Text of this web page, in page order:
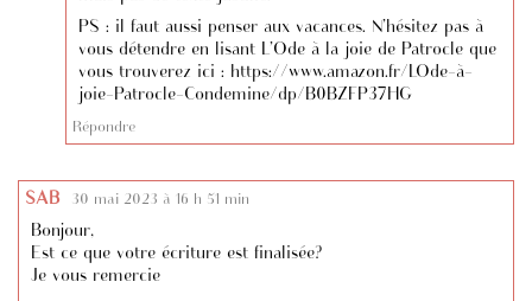
PS : il faut aussi penser aux vacances. N’hésitez pas à
vous détendre en lisant L’Ode à la joie de Patrocle que
vous trouverez ici : https://www.amazon.fr/LOde-à-
joie-Patrocle-Condemine/dp/B0BZFP37HG
Répondre
SAB 30 mai 2023 à 16 h 51 min
Bonjour,
Est ce que votre écriture est finalisée?
Je vous remercie